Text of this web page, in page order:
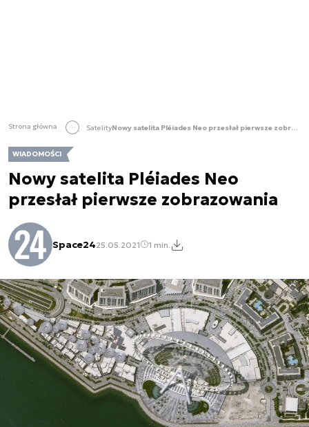
Strona główna Satelity Nowy satelita Pléiades Neo przesłał pierwsze zobrazowania
WIADOMOŚCI
Nowy satelita Pléiades Neo
przesłał pierwsze zobrazowania
Space2425.05.2021 1 min.